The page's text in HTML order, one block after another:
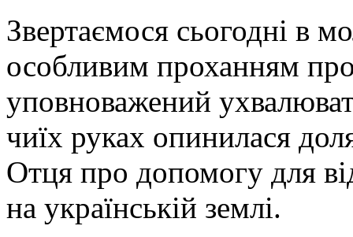
Звертаємося сьогодні в
особливим проханням
уповноважений
чиїх руках опинилася
Отця про допомогу для
на українській землі.